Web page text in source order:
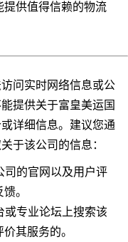
供值得信赖的物流
问实时网络信息或公
提供关于富皇美运国
详细信息。建议您通
于该公司的信息：
司的官网以及用户评
。
或专业论坛上搜索该
其服务的。